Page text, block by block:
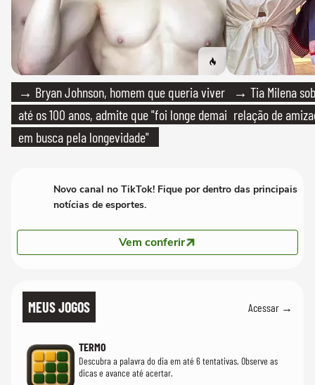
→ Bryan Johnson, homem que queria viver
até os 100 anos, admite que "foi longe demais
em busca pela longevidade"
→ Tia Milena
relação de
Novo canal no TikTok! Fique por dentro das principais
notícias de esportes.
Vem conferir
MEUS JOGOS Acessar →
TERMO
Descubra a palavra do dia em até 6 tentativas. Observe as
dicas e avance até acertar.